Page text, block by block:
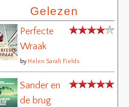
Gelezen
Perfecte
Wraak
by Helen Sarah Fields
Sander en
de brug